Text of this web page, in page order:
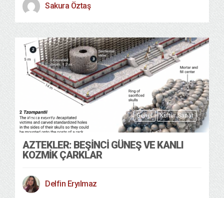
Sakura Öztaş
Genel Kültür Sanat
24/01/2026
AZTEKLER: BEŞINCI GÜNEŞ VE KANLI
KOZMIK ÇARKLAR
Delfin Eryılmaz